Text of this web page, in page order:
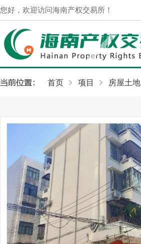
您好，欢迎访问海南产权交易所！
首页 项目 房屋土地